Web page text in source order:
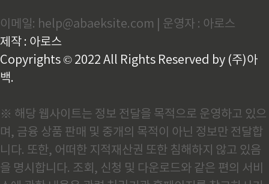
이메일: help@abaeksite.com | 운영자 : 아로스
제작 : 아로스
Copyrights © 2022 All Rights Reserved by (주)아
백.
※ 해당 웹사이트는 정보 전달을 목적으로 운영하고 있으
며, 금융 상품 판매 및 중개의 목적이 아닌 정보만 전달합
니다. 또한, 어떠한 지적재산권 또한 침해하지 않고 있음
을 명시합니다. 조회, 신청 및 다운로드와 같은 편의 서비